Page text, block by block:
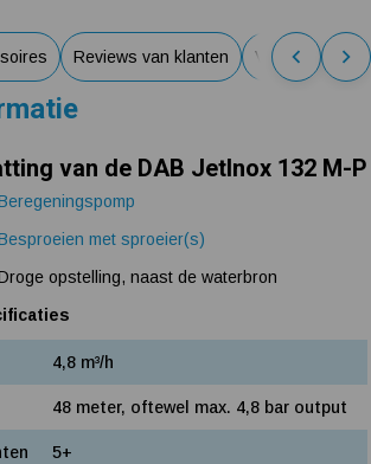
Reviews van klanten Veelgestelde
van de DAB JetInox 132 M-P
met sproeier(s)
opstelling, naast de waterbron
4,8 m³/h
48 meter, oftewel max. 4,8 bar output
5+